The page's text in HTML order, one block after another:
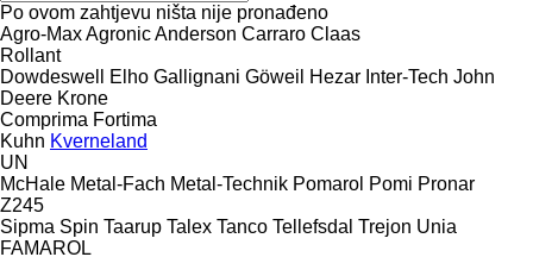
Po ovom zahtjevu ništa nije pronađeno
Agro-MaxAgronicAnderson Carraro Claas
Rollant
Dowdeswell
Elho Gallignani Göweil Hezar Inter-Tech John
Deere Krone
Comprima Fortima
Kuhn Kverneland
UN
McHale Metal-Fach Metal-Technik Pomarol Pomi Pronar
Z245
Sipma Spin Taarup Talex Tanco Tellefsdal Trejon Unia
FAMAROL